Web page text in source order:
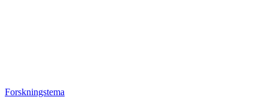
Forskningstema